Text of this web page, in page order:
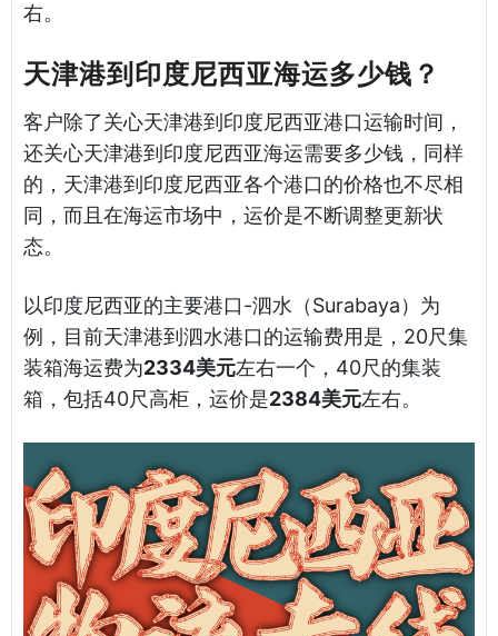
右。
天津港到印度尼西亚海运多少钱？
客户除了关心天津港到印度尼西亚港口运输时间，
还关心天津港到印度尼西亚海运需要多少钱，同样
的，天津港到印度尼西亚各个港口的价格也不尽相
同，而且在海运市场中，运价是不断调整更新状
态。
以印度尼西亚的主要港口-泗水（Surabaya）为
例，目前天津港到泗水港口的运输费用是，20尺集
装箱海运费为2334美元左右一个，40尺的集装
箱，包括40尺高柜，运价是2384美元左右。